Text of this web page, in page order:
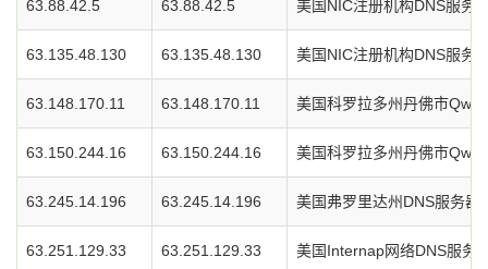
63.88.42.5 63.88.42.5 美国NIC注册机构DNS服务
63.135.48.130 63.135.48.130 美国NIC注册机构DNS服务
63.148.170.11 63.148.170.11 美国科罗拉多州丹佛市
63.150.244.16 63.150.244.16 美国科罗拉多州丹佛市
63.245.14.196 63.245.14.196 美国弗罗里达州DNS服务器
63.251.129.33 63.251.129.33 美国Internap网络DNS服务